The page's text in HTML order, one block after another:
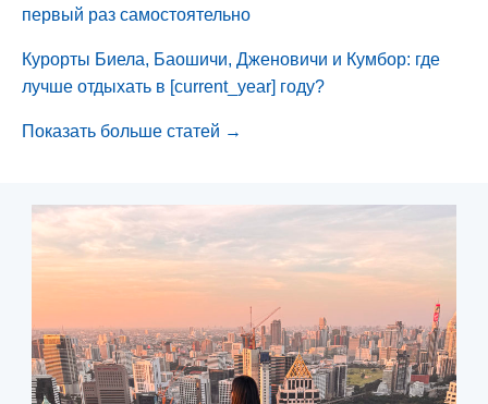
первый раз самостоятельно
Курорты Биела, Баошичи, Дженовичи и Кумбор: где
лучше отдыхать в [current_year] году?
Показать больше статей →